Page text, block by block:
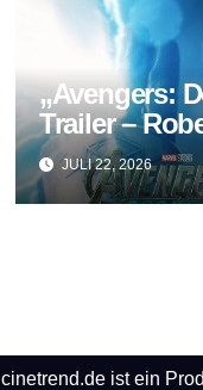
„Avengers:
Trailer –
Doctor
JULI 22, 2026
cinetrend.de ist ein